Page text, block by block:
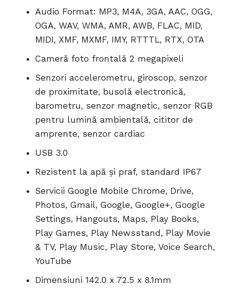
Audio Format: MP3, M4A, 3GA, AAC, OGG,
OGA, WAV, WMA, AMR, AWB, FLAC, MID,
MIDI, XMF, MXMF, IMY, RTTTL, RTX, OTA
Cameră foto frontală 2 megapixeli
Senzori accelerometru, giroscop, senzor
de proximitate, busolă electronică,
barometru, senzor magnetic, senzor RGB
pentru lumină ambientală, cititor de
amprente, senzor cardiac
USB 3.0
Rezistent la apă și praf, standard IP67
Servicii Google Mobile Chrome, Drive,
Photos, Gmail, Google, Google+, Google
Settings, Hangouts, Maps, Play Books,
Play Games, Play Newsstand, Play Movie
& TV, Play Music, Play Store, Voice Search,
YouTube
Dimensiuni 142.0 x 72.5 x 8.1mm